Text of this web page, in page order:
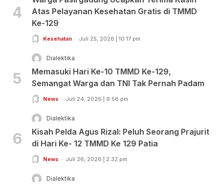
4
Atas Pelayanan Kesehatan Gratis di TMMD
Ke-129
Kesehatan Juli 25, 2026 | 10:17 pm
5
Dialektika
Memasuki Hari Ke-10 TMMD Ke-129,
Semangat Warga dan TNI Tak Pernah Padam
News Juli 24, 2026 | 9:56 pm
6
Dialektika
Kisah Pelda Agus Rizal: Peluh Seorang Prajurit
di Hari Ke- 12 TMMD Ke 129 Patia
News Juli 26, 2026 | 2:32 pm
Dialektika